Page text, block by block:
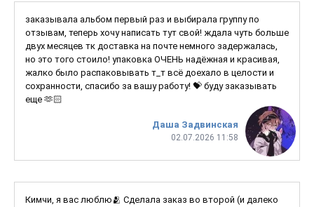
Даша Задвинская
02.07.2026 11:58
заказывала альбом первый раз и выбирала группу по
отзывам, теперь хочу написать тут свой! ждала чуть больше
двух месяцев тк доставка на почте немного задержалась,
но это того стоило! упаковка ОЧЕНЬ надёжная и красивая,
жалко было распаковывать т_т всё доехало в целости и
сохранности, спасибо за вашу работу! 💝 буду заказывать
еще 🫶🏻
Кимчи, я вас люблю🫂 Сделала заказ во второй (и далеко